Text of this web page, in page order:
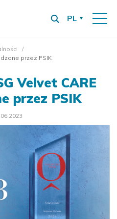
PL
przez PSIK
Velvet CARE
przez PSIK